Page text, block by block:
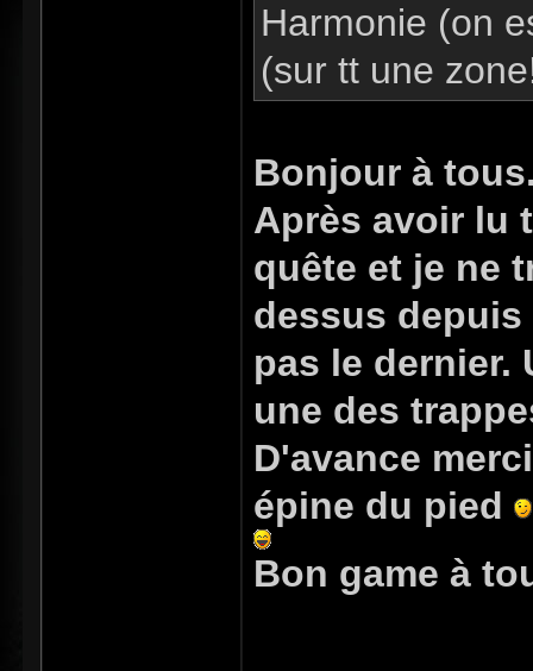
Harmonie (on
(sur tt une
Bonjour à
Après avoir lu
quête et je ne
dessus
pas le dernier.
une des
D'avance
épine du pied
Bon game à